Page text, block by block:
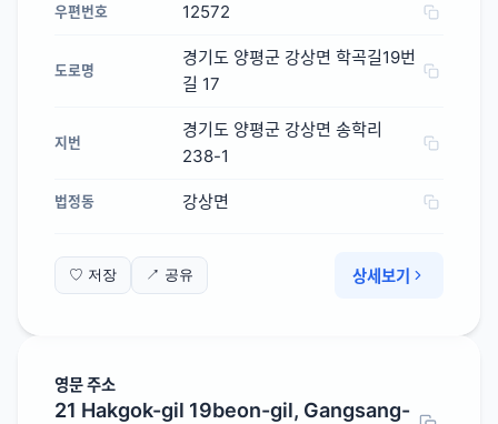
우편번호 12572
도로명
경기도 양평군 강상면 학곡길19번
길 17
지번
경기도 양평군 강상면 송학리
238-1
법정동 강상면
♡ 저장 ↗ 공유 상세보기
영문 주소
21 Hakgok-gil 19beon-gil, Gangsang-